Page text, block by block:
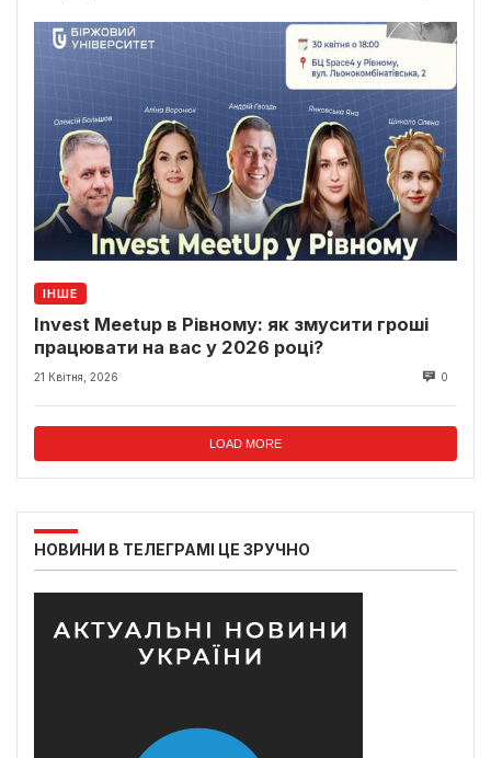
ІНШЕ
Invest Meetup в Рівному: як змусити гроші
працювати на вас у 2026 році?
21 Квітня, 2026 0
LOAD MORE
НОВИНИ В ТЕЛЕГРАМІ ЦЕ ЗРУЧНО